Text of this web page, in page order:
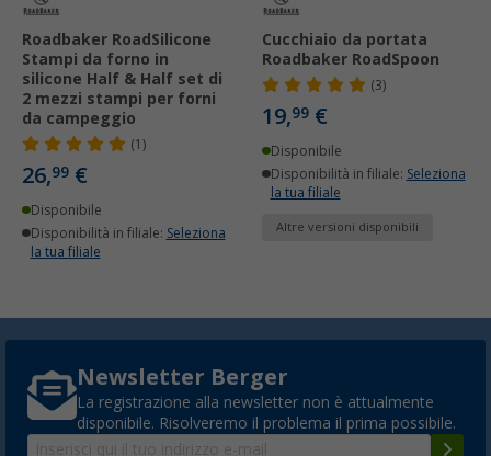
Roadbaker RoadSilicone
Stampi da forno in
silicone Half & Half set di
2 mezzi stampi per forni
da campeggio
(1)
26,99 €
Disponibile
Disponibilità in filiale: Seleziona
la tua filiale
Cucchiaio da portata
Roadbaker RoadSpoon
(3)
19,99 €
Disponibile
Disponibilità in filiale: Seleziona
la tua filiale
Altre versioni disponibili
Newsletter Berger
La registrazione alla newsletter non è attualmente
disponibile. Risolveremo il problema il prima possibile.